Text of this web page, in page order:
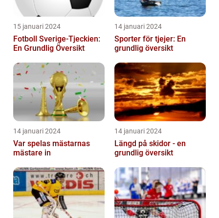
15 januari 2024
Fotboll Sverige-Tjeckien:
En Grundlig Översikt
14 januari 2024
Sporter för tjejer: En
grundlig översikt
14 januari 2024
Var spelas mästarnas
mästare in
14 januari 2024
Längd på skidor - en
grundlig översikt